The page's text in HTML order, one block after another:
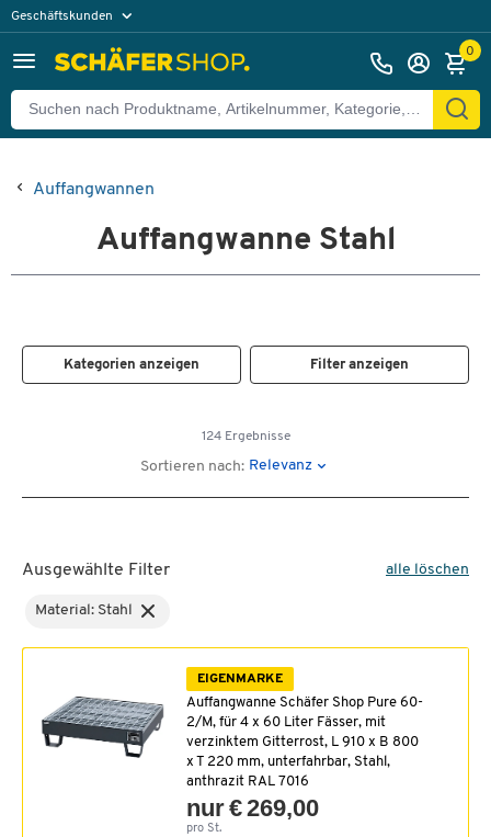
Geschäftskunden
0
Auffangwannen
Auffangwanne Stahl
Kategorien anzeigen Filter anzeigen
124 Ergebnisse
Sortieren nach: Relevanz
Ausgewählte Filter alle löschen
Material: Stahl
EIGENMARKE
Auffangwanne Schäfer Shop Pure 60-
2/M, für 4 x 60 Liter Fässer, mit
verzinktem Gitterrost, L 910 x B 800
x T 220 mm, unterfahrbar, Stahl,
anthrazit RAL 7016
nur € 269,00
pro St.